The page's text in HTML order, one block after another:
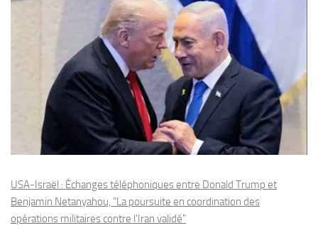
USA-Israël : Échanges téléphoniques entre Donald Trump et
Benjamin Netanyahou, "La poursuite en coordination des
opérations militaires contre l'Iran validé"